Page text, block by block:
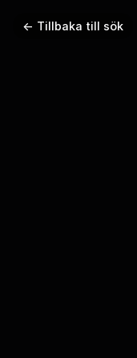
← Tillbaka till sök